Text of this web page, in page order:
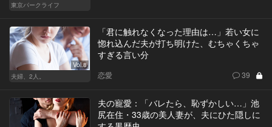
東京パークライフ
Vol.8
夫婦、2人。
「君に触れなくなった理由は…」若い女に
惚れ込んだ夫が打ち明けた、むちゃくちゃ
すぎる言い分
恋愛 39
夫の寵愛：「バレたら、恥ずかしい…」池
尻在住・33歳の美人妻が、夫にひた隠しに